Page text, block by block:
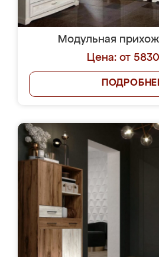
Модульная
Цена: от